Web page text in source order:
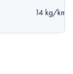
14 kg/km